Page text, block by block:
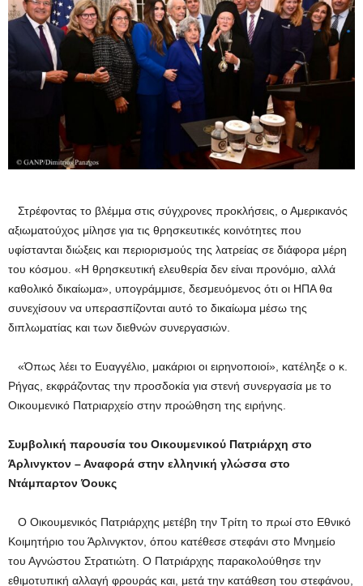
Στρέφοντας το βλέμμα στις σύγχρονες προκλήσεις, ο Αμερικανός
αξιωματούχος μίλησε για τις θρησκευτικές κοινότητες που
υφίστανται διώξεις και περιορισμούς της λατρείας σε διάφορα μέρη
του κόσμου. «Η θρησκευτική ελευθερία δεν είναι προνόμιο, αλλά
καθολικό δικαίωμα», υπογράμμισε, δεσμευόμενος ότι οι ΗΠΑ θα
συνεχίσουν να υπερασπίζονται αυτό το δικαίωμα μέσω της
διπλωματίας και των διεθνών συνεργασιών.
«Όπως λέει το Ευαγγέλιο, μακάριοι οι ειρηνοποιοί», κατέληξε ο κ.
Ρήγας, εκφράζοντας την προσδοκία για στενή συνεργασία με το
Οικουμενικό Πατριαρχείο στην προώθηση της ειρήνης.
Συμβολική παρουσία του Οικουμενικού Πατριάρχη στο
Άρλινγκτον – Αναφορά στην ελληνική γλώσσα στο
Ντάμπαρτον Όουκς
Ο Οικουμενικός Πατριάρχης μετέβη την Τρίτη το πρωί στο Εθνικό
Κοιμητήριο του Άρλινγκτον, όπου κατέθεσε στεφάνι στο Μνημείο
του Αγνώστου Στρατιώτη. Ο Πατριάρχης παρακολούθησε την
εθιμοτυπική αλλαγή φρουράς και, μετά την κατάθεση του στεφάνου,